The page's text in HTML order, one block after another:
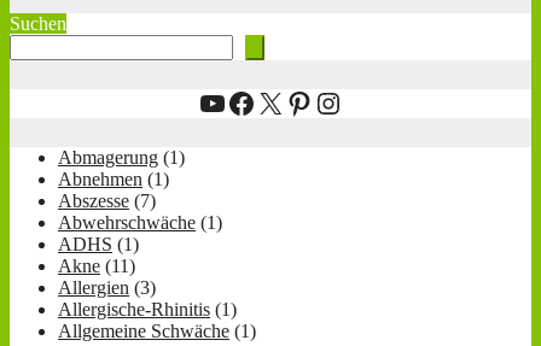
Suchen
YouTube
Facebook
X Pinterest
Instagram
Abmagerung (1)
Abnehmen (1)
Abszesse (7)
Abwehrschwäche (1)
ADHS (1)
Akne (11)
Allergien (3)
Allergische-Rhinitis (1)
Allgemeine Schwäche (1)